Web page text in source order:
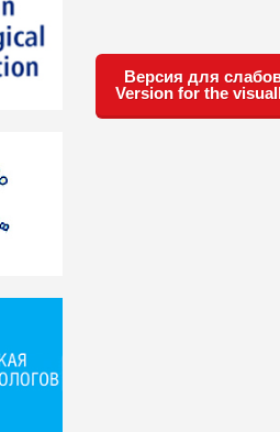
Версия для
Version for the